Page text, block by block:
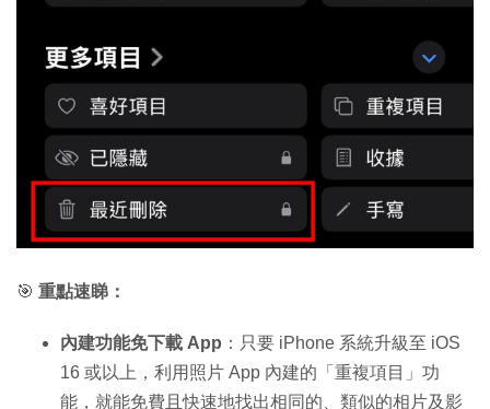
🎯 重點速睇：
內建功能免下載 App ：只要 iPhone 系統升級至 iOS
16 或以上，利用照片 App 內建的「重複項目」功
能，就能免費且快速地找出相同的、類似的相片及影